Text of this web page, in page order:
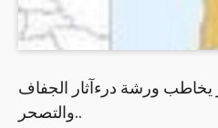
ورشة درءآثار الجفاف
والتصحر..